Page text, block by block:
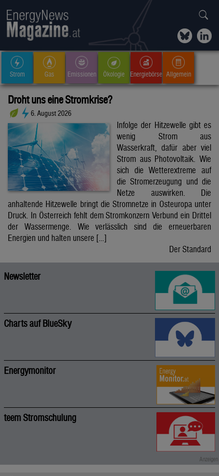
Strom Gas Emissionen Ökologie Energiebörse Allgemein
Droht uns eine Stromkrise?
6. August 2026
Infolge der Hitzewelle gibt es
wenig Strom aus
Wasserkraft, dafür aber viel
Strom aus Photovoltaik. Wie
sich die Wetterextreme auf
die Stromerzeugung und die
Netze auswirken. Die
anhaltende Hitzewelle bringt die Stromnetze in Osteuropa unter
Druck. In Österreich fehlt dem Stromkonzern Verbund ein Drittel
der Wassermenge. Wie verlässlich sind die erneuerbaren
Energien und halten unsere […]
Der Standard
Newsletter
Charts auf BlueSky
Energymonitor
teem Stromschulung